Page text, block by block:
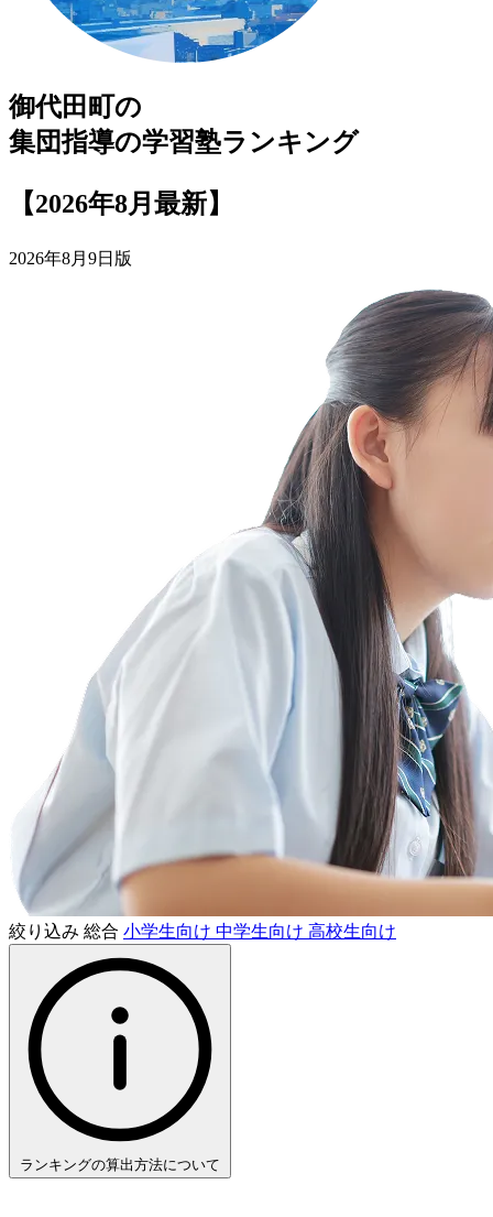
御代田町 の
集団指導の学習塾ランキング
【2026年8月最新】
2026年8月9日版
絞り込み 総合 小学生向け 中学生向け 高校生向け
ランキングの算出方法について